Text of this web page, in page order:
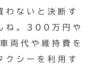
わないと決断す
ね。300万円や
両代や維持費を
クシーを利用す